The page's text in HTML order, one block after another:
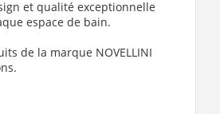
et qualité exceptionnelle
espace de bain.
de la marque NOVELLINI